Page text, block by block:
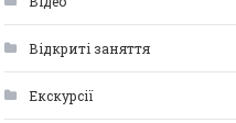
Відкриті заняття
Екскурсії